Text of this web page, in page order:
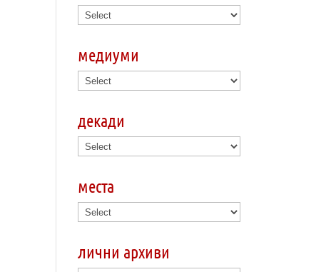
медиуми
декади
места
лични архиви